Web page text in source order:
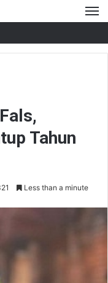
Tahun
Less than a minute